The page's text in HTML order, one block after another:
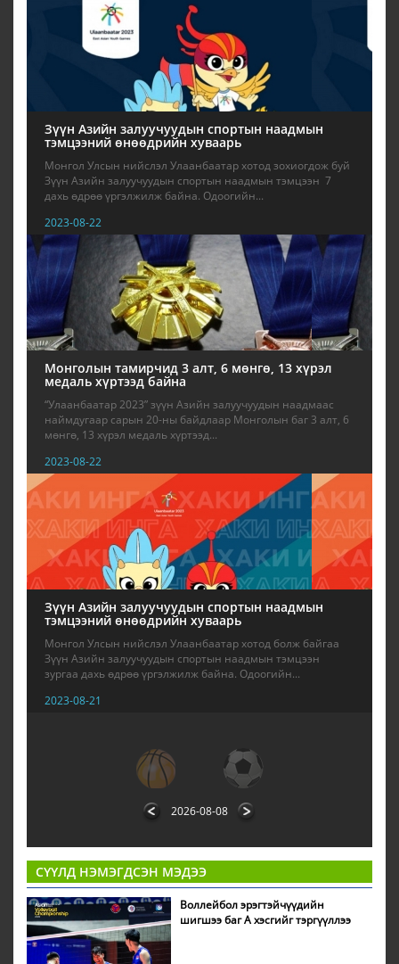
Зүүн Азийн залуучуудын спортын наадмын
тэмцээний өнөөдрийн хуваарь
Монгол Улсын нийслэл Улаанбаатар хотод зохиогдож буй
Зүүн Азийн залуучуудын спортын наадмын тэмцээн 7
дахь өдрөө үргэлжилж байна. Одоогийн...
2023-08-22
Монголын тамирчид 3 алт, 6 мөнгө, 13 хүрэл
медаль хүртээд байна
“Улаанбаатар 2023” зүүн Азийн залуучуудын наадмаас
наймдугаар сарын 20-ны байдлаар Монголын баг 3 алт, 6
мөнгө, 13 хүрэл медаль хүртээд...
2023-08-22
Зүүн Азийн залуучуудын спортын наадмын
тэмцээний өнөөдрийн хуваарь
Монгол Улсын нийслэл Улаанбаатар хотод болж байгаа
Зүүн Азийн залуучуудын спортын наадмын тэмцээн
зургаа дахь өдрөө үргэлжилж байна. Одоогийн...
2023-08-21
2026-08-08
СҮҮЛД НЭМЭГДСЭН МЭДЭЭ
Воллейбол эрэгтэйчүүдийн
шигшээ баг А хэсгийг тэргүүллээ